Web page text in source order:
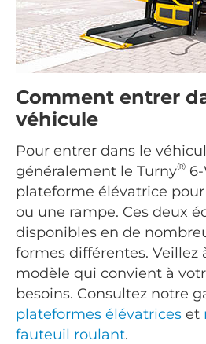
Comment entrer
véhicule
Pour entrer dans le
généralement le Turny®
plateforme élévatrice
ou une rampe. Ces deux
disponibles en de
formes différentes. Veillez
modèle qui convient à
besoins. Consultez notre
plateformes élévatrices et
fauteuil roulant.